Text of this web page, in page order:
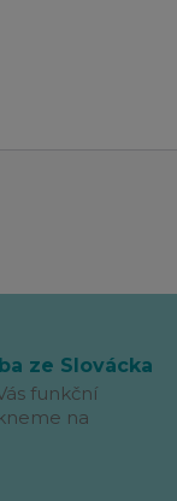
ze Slovácka
funkční
na